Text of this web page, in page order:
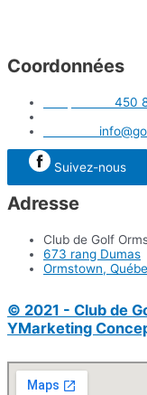
Coordonnées
450
Suivez-nous
Adresse
Club de Golf
673 rang Dumas
Ormstown,
© 2021 - Club de
YMarketing